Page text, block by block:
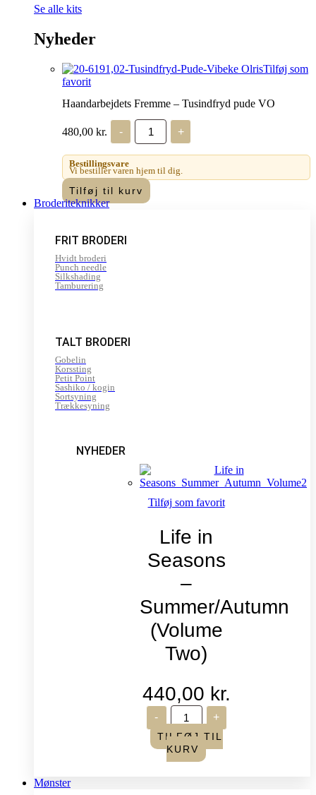
Se alle kits
Nyheder
Tilføj som
favorit
Haandarbejdets Fremme – Tusindfryd pude VO
480,00 kr. -
Haandarbejdets
Fremme
-
Tusindfryd
pude
VO
antal
+
Bestillingsvare
Vi bestiller varen hjem til dig.
Tilføj til kurv
Broderiteknikker
FRIT BRODERI
Hvidt broderi
Punch needle
Silkshading
Tamburering
TALT BRODERI
Gobelin
Korssting
Petit Point
Sashiko / kogin
Sortsyning
Trækkesyning
NYHEDER
Tilføj som favorit
Life in
Seasons
–
Summer/Autumn
(Volume
Two)
440,00 kr.
-
Life
in
Seasons
-
Summer/Autumn
+
TILFØJ TIL
KURV
Mønster